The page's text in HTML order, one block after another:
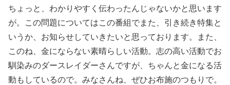
ちょっと、わかりやすく伝わったんじゃないかと思います
が。この問題についてはこの番組でまた、引き続き特集と
いうか、お知らせしていきたいと思っております。また、
このね、金にならない素晴らしい活動。志の高い活動でお
馴染みのダースレイダーさんですが、ちゃんと金になる活
動もしているので。みなさんね、ぜひお布施のつもりで。